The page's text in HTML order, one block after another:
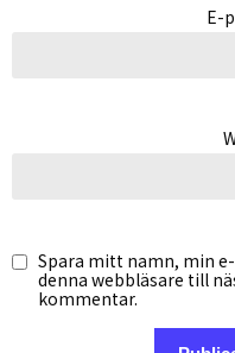
E-
Spara mitt namn, min
denna webbläsare till
kommentar.